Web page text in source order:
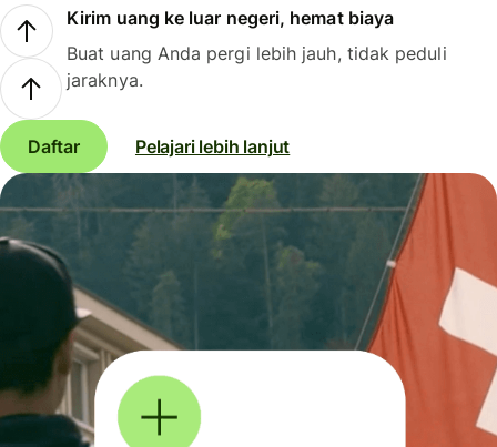
Kirim uang ke luar negeri, hemat biaya
Buat uang Anda pergi lebih jauh, tidak peduli
jaraknya.
Daftar Pelajari lebih lanjut